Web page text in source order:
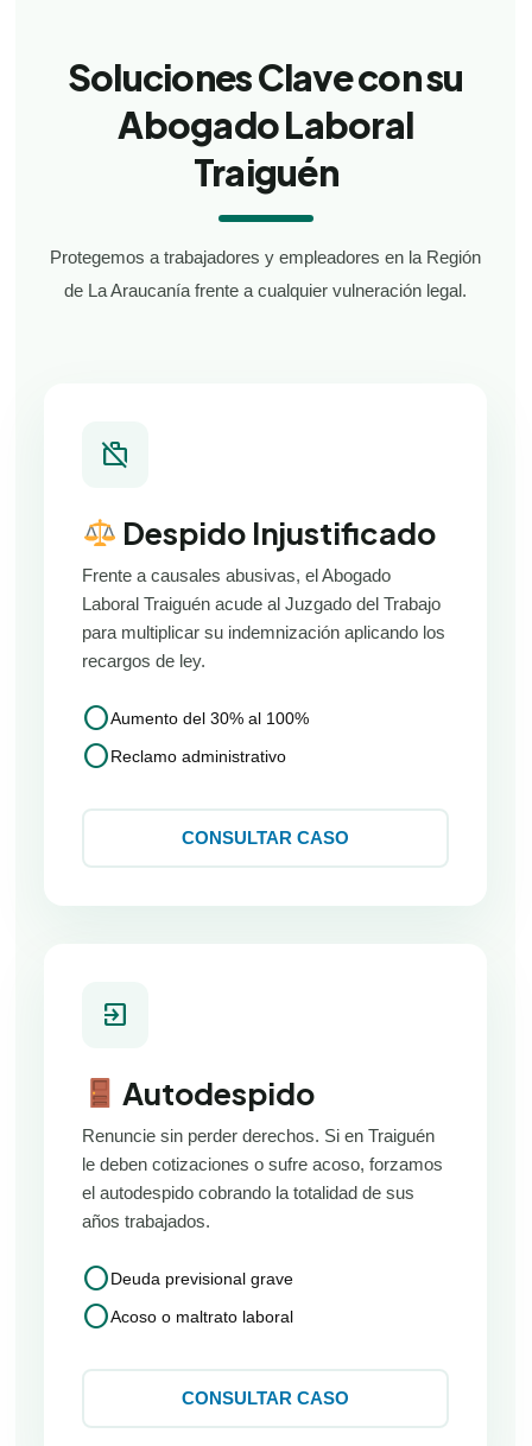
Soluciones Clave con su
Abogado Laboral
Traiguén
Protegemos a trabajadores y empleadores en la Región
de La Araucanía frente a cualquier vulneración legal.
work_off
Despido Injustificado
Frente a causales abusivas, el Abogado
Laboral Traiguén acude al Juzgado del Trabajo
para multiplicar su indemnización aplicando los
recargos de ley.
circleAumento del 30% al 100%
circleReclamo administrativo
CONSULTAR CASO
exit_to_app
Autodespido
Renuncie sin perder derechos. Si en Traiguén
le deben cotizaciones o sufre acoso, forzamos
el autodespido cobrando la totalidad de sus
años trabajados.
circleDeuda previsional grave
circleAcoso o maltrato laboral
CONSULTAR CASO